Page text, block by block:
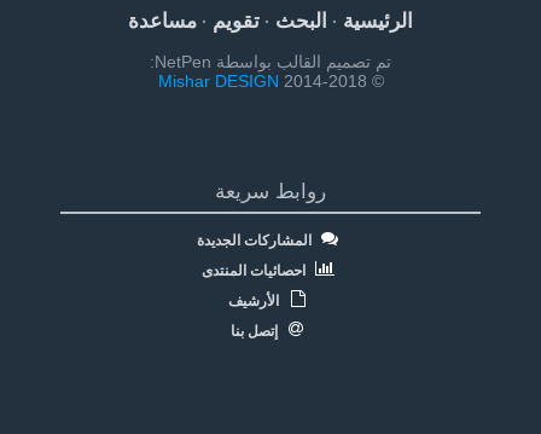
الرئيسية· البحث· تقويم· مساعدة
تم تصميم القالب بواسطة NetPen:
© 2014-2018
Mishar DESIGN
روابط سريعة
المشاركات الجديدة
احصائيات المنتدى
الأرشيف
إتصل بنا